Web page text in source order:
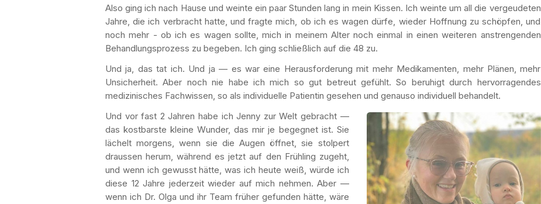
Also ging ich nach Hause und weinte ein paar Stunden lang in mein Kissen. Ich weinte um all die vergeudeten
Jahre, die ich verbracht hatte, und fragte mich, ob ich es wagen dürfe, wieder Hoffnung zu schöpfen, und
noch mehr - ob ich es wagen sollte, mich in meinem Alter noch einmal in einen weiteren anstrengenden
Behandlungsprozess zu begeben. Ich ging schließlich auf die 48 zu.
Und ja, das tat ich. Und ja — es war eine Herausforderung mit mehr Medikamenten, mehr Plänen, mehr
Unsicherheit. Aber noch nie habe ich mich so gut betreut gefühlt. So beruhigt durch hervorragendes
medizinisches Fachwissen, so als individuelle Patientin gesehen und genauso individuell behandelt.
Und vor fast 2 Jahren habe ich Jenny zur Welt gebracht —
das kostbarste kleine Wunder, das mir je begegnet ist. Sie
lächelt morgens, wenn sie die Augen öffnet, sie stolpert
draussen herum, während es jetzt auf den Frühling zugeht,
und wenn ich gewusst hätte, was ich heute weiß, würde ich
diese 12 Jahre jederzeit wieder auf mich nehmen. Aber —
wenn ich Dr. Olga und ihr Team früher gefunden hätte, wäre